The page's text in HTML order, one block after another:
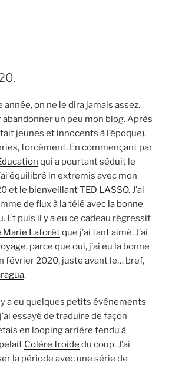
on ne le dira jamais assez.
abandonner un peu mon blog. Après
jeunes et innocents à l’époque),
forcément. En commençant par
qui a pourtant séduit le
équilibré in extremis avec mon
et le bienveillant TED LASSO. J’ai
de flux à la télé avec la bonne
. Et puis il y a eu ce cadeau régressif
Marie Laforêtque j’ai tant aimé. J’ai
parce que oui, j’ai eu la bonne
février 2020, juste avant le… bref,
.
a eu quelques petits événements
essayé de traduire de façon
en looping arrière tendu à
Colère froide du coup. J’ai
la période avec une série de